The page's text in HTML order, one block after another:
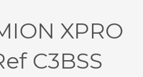
XPRO
C3BSS